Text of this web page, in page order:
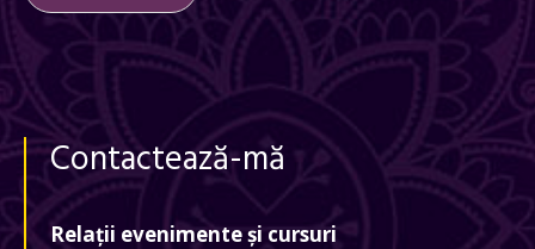
Contactează-mă
Relații evenimente și cursuri